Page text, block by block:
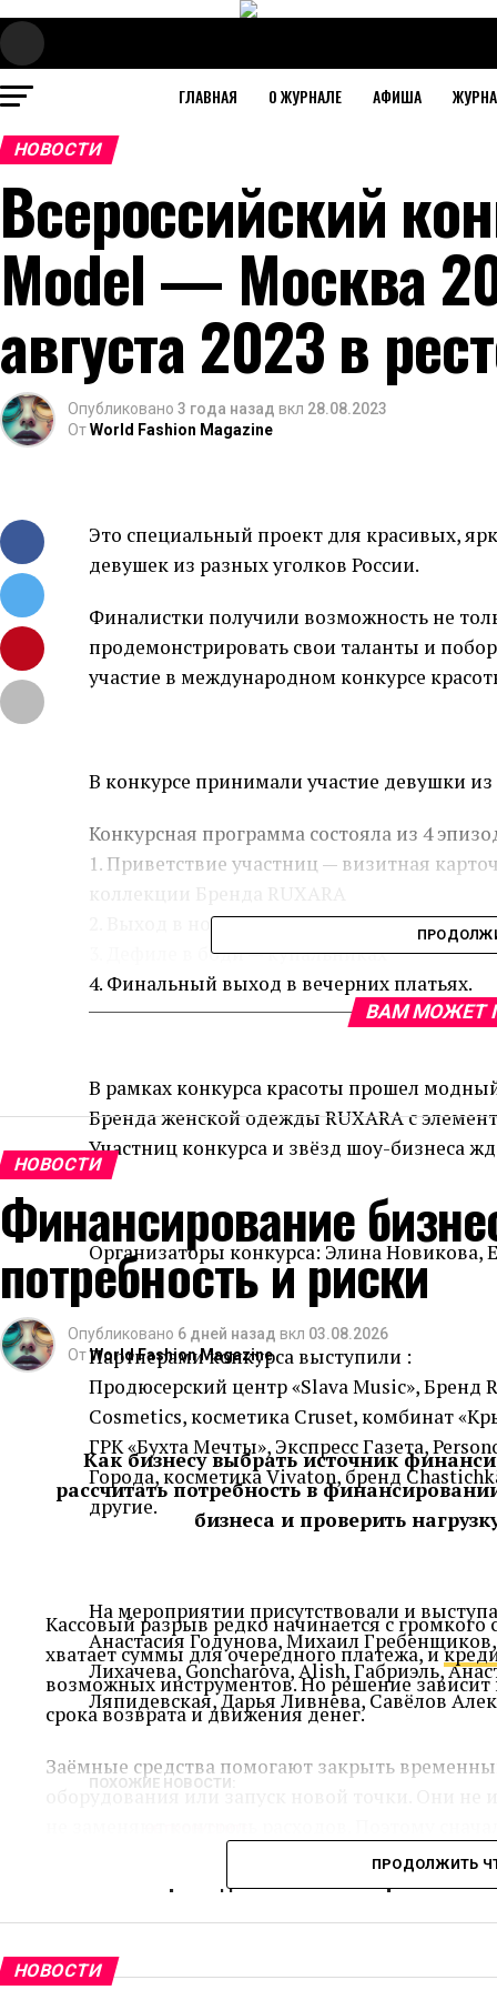
ГЛАВНАЯ О ЖУРНАЛЕ АФИША
НОВОСТИ
Всероссийский
Model — Москва
августа 2023 в
Опубликовано 3 года назад вкл 28.08.2023
ОтWorld Fashion Magazine
Это специальный проект для красивых,
девушек из разных уголков России.
Финалистки получили возможность не
продемонстрировать свои таланты и
участие в международном конкурсе
В конкурсе принимали участие девушки
Конкурсная программа состояла из 4
1. Приветствие участниц — визитная
2. Выход в новой коллекции купальников
3. Дефиле в боди — купальниках
4. Финальный выход в вечерних платьях.
В рамках конкурса красоты прошел
Бренда женской одежды RUXARA с
Участниц конкурса и звёзд шоу-бизнеса
Организаторы конкурса: Элина Новикова,
Партнерами конкурса выступили :
Продюсерский центр «Slava Music», Бренд
Cosmetics, косметика Cruset, комбинат
ГРК «Бухта Мечты», Экспресс Газета,
Города, косметика Vivaton, бренд
другие.
На мероприятии присутствовали и
Анастасия Годунова, Михаил
Лихачева, Goncharova, Alish, Габриэль,
Ляпидевская, Дарья Ливнева, Савёлов
ПОХОЖИЕ НОВОСТИ:
«Маленькая Звезда в Растущем
Мире Моды: Анжелина Хиврич»
ВАМ МОЖЕТ
НОВОСТИ
Финансирование
потребность и риски
Опубликовано 6 дней назад вкл 03.08.2026
ОтWorld Fashion Magazine
Как бизнесу выбрать источник
рассчитать потребность в
бизнеса и проверить
Кассовый разрыв редко начинается с громкого
хватает суммы для очередного платежа, и
возможных инструментов. Но решение зависит
срока возврата и движения денег.
Заёмные средства помогают закрыть
потребность, а потом выбирает источник
Как определить реальную
Расчёт начинается не с вопроса «сколько
ПРОДОЛЖИТЬ
НОВОСТИ